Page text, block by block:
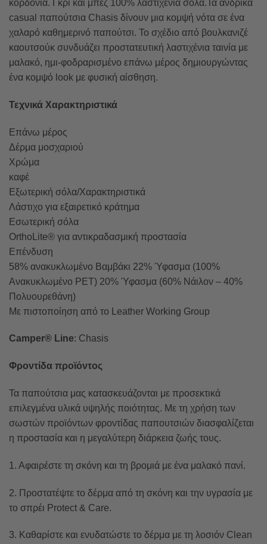
κορδόνια. Γκρι και μπεζ 100% λαστιχένια σόλα.Τα ανδρικά
casual παπούτσια Chasis δίνουν μια κομψή νότα σε ένα
χαλαρό καθημερινό παπούτσι. Το σχέδιο από βουλκανιζέ
καουτσούκ συνδυάζει προστατευτική λαστιχένια ταινία με
μαλακό, ημι-φοδραρισμένο επάνω μέρος δημιουργώντας
ένα κομψό look με φυσική αίσθηση.
Τεχνικά Χαρακτηριστικά
Επάνω μέρος
Δέρμα μοσχαριού
Χρώμα
καφέ
Εξωτερική σόλα/Χαρακτηριστικά
Λάστιχο για εξαιρετικό κράτημα
Εσωτερική σόλα
OrthoLite® για αντικραδασμική προστασία
Επένδυση
58% ανακυκλωμένο Βαμβάκι 22% Ύφασμα (100%
Ανακυκλωμένο PET) 20% Ύφασμα (60% Νάιλον – 40%
Πολυουρεθάνη)
Με πιστοποίηση από το Leather Working Group
Camper® Line: Chasis
Φροντίδα προϊόντος
Τα παπούτσια μας κατασκευάζονται με προσεκτικά
επιλεγμένα υλικά υψηλής ποιότητας. Με τη χρήση των
σωστών προϊόντων φροντίδας παπουτσιών διασφαλίζεται
η προστασία και η μεγαλύτερη διάρκεια ζωής τους.
1. Αφαιρέστε τη σκόνη και τη βρομιά με ένα μαλακό πανί.
2. Προστατέψτε το δέρμα από τη σκόνη και την υγρασία με
το σπρέι Protect & Care.
3. Καθαρίστε και ενυδατώστε το δέρμα με τη λοσιόν Clean